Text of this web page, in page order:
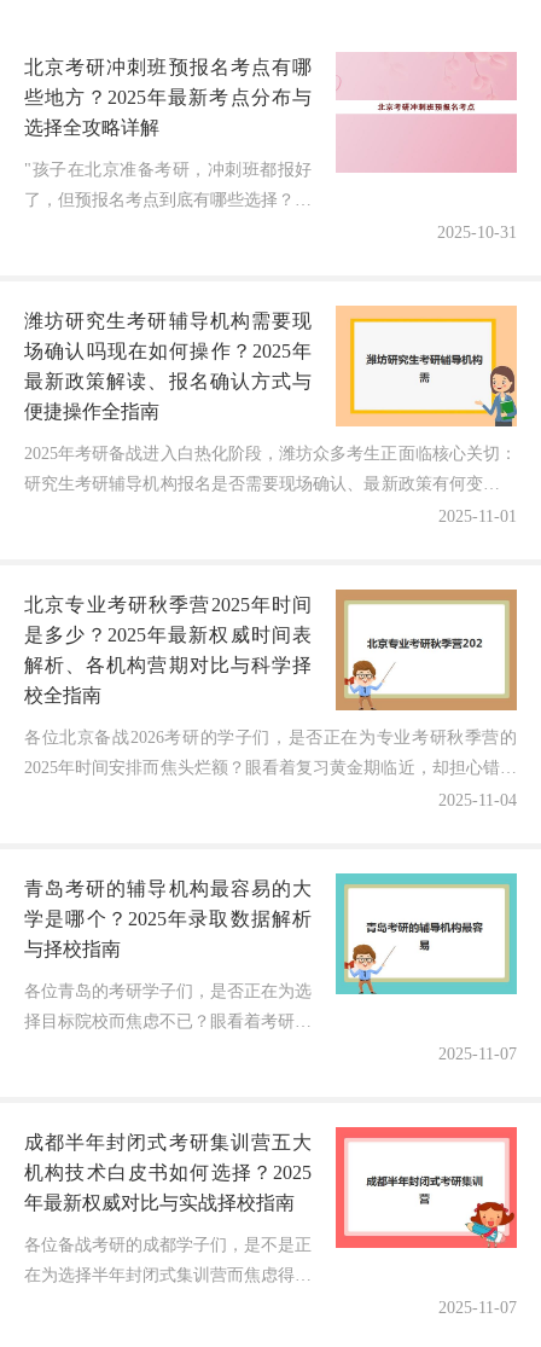
北京考研冲刺班预报名考点有哪
些地方？2025年最新考点分布与
选择全攻略详解
"孩子在北京准备考研，冲刺班都报好
了，但预报名考点到底有哪些选择？海
2025-10-31
潍坊研究生考研辅导机构需要现
场确认吗现在如何操作？2025年
最新政策解读、报名确认方式与
便捷操作全指南
2025年考研备战进入白热化阶段，潍坊众多考生正面临核心关切：
研究生考研辅导机构报名是否需要现场确认、最新政策有何变化、
如何高效完成确认流程？作为一名深耕潍坊考研辅导领域...2025-11-01
北京专业考研秋季营2025年时间
是多少？2025年最新权威时间表
解析、各机构营期对比与科学择
校全指南
各位北京备战2026考研的学子们，是否正在为专业考研秋季营的
2025年时间安排而焦头烂额？眼看着复习黄金期临近，却担心错过
2025-11-04
青岛考研的辅导机构最容易的大
学是哪个？2025年录取数据解析
与择校指南
各位青岛的考研学子们，是否正在为选
择目标院校而焦虑不已？眼看着考研竞
博...
2025-11-07
成都半年封闭式考研集训营五大
机构技术白皮书如何选择？2025
年最新权威对比与实战择校指南
各位备战考研的成都学子们，是不是正
在为选择半年封闭式集训营而焦虑得夜
2025-11-07